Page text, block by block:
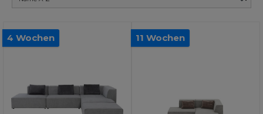
4 Wochen 11 Wochen